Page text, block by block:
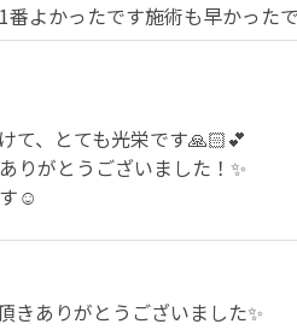
よかったです施術も早かった
て、とても光栄です🙏🏻💕
りがとうございました！✨
☺️
きありがとうございました✨